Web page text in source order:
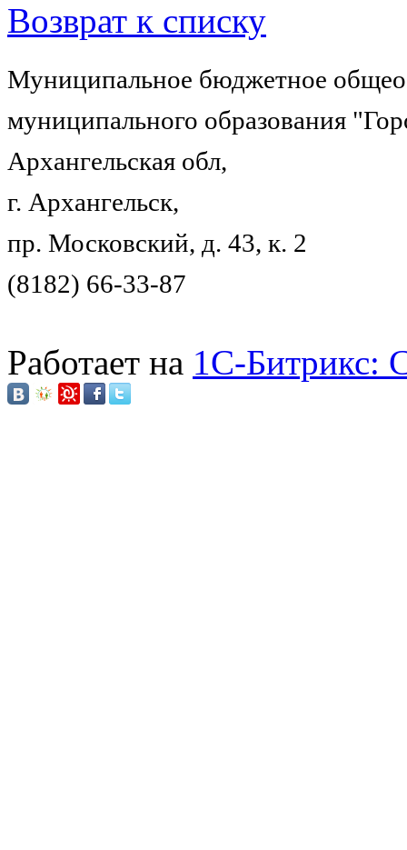
Возврат к списку
Муниципальное бюджетное
муниципального образования
Архангельская обл,
г. Архангельск,
пр. Московский, д. 43, к. 2
(8182) 66-33-87
Работает на 1C-Битрикс: